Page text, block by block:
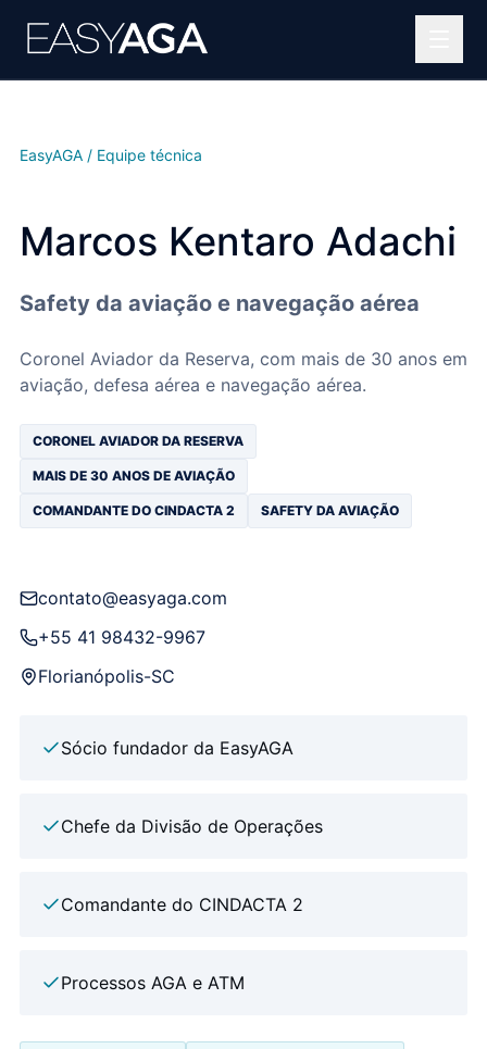
Soluções OPEA
Portfólio
Blog
Quem somos
Contato
EasyAGA / Equipe técnica
Marcos Kentaro Adachi
Safety da aviação e navegação aérea
Coronel Aviador da Reserva, com mais de 30 anos em
aviação, defesa aérea e navegação aérea.
CORONEL AVIADOR DA RESERVA
MAIS DE 30 ANOS DE AVIAÇÃO
COMANDANTE DO CINDACTA 2 SAFETY DA AVIAÇÃO
contato@easyaga.com
+55 41 98432-9967
Florianópolis-SC
Sócio fundador da EasyAGA
Chefe da Divisão de Operações
Comandante do CINDACTA 2
Processos AGA e ATM